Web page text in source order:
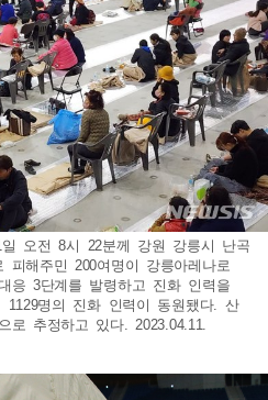
오전 8시 22분께 강원 강릉시 난곡
해주민 200여명이 강릉아레나로
응 3단계를 발령하고 진화 인력을
1129명의 진화 인력이 동원됐다. 산
로 추정하고 있다. 2023.04.11.